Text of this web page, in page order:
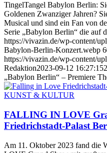
TingelTangel Babylon Berlin:
Goldenen Zwanziger Jahren?
Musical und sind ein Fan von
Serie „Babylon Berlin“ die auf
https://vivazin.de/wp-content/
Babylon-Berlin-Konzert.webp
https://vivazin.de/wp-content/
Redaktion2023-09-12 16:27:15
„Babylon Berlin“ – Premiere
KUNST & KULTUR
FALLING IN LOVE
Friedrichstadt-Palast
Am 11. Oktober 2023 fand